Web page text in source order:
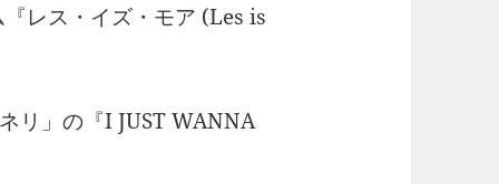
レス・イズ・モア (Les is
リ」の『I JUST WANNA